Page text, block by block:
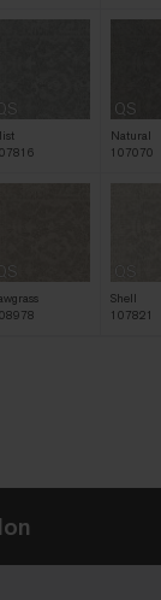
QS
Natural
107070
QS
Shell
107821